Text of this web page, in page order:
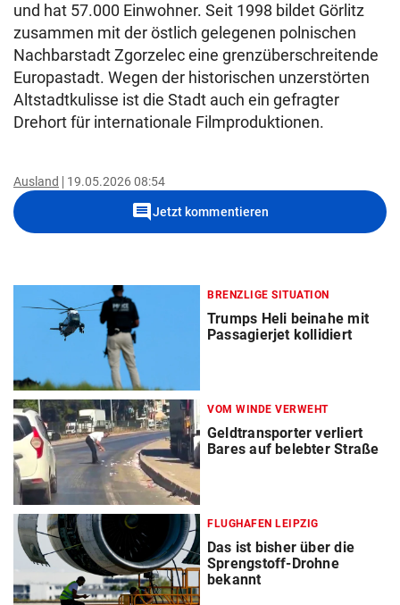
und hat 57.000 Einwohner. Seit 1998 bildet Görlitz
zusammen mit der östlich gelegenen polnischen
Nachbarstadt Zgorzelec eine grenzüberschreitende
Europastadt. Wegen der historischen unzerstörten
Altstadtkulisse ist die Stadt auch ein gefragter
Drehort für internationale Filmproduktionen.
Ausland 19.05.2026 08:54
commentJetzt kommentieren
BRENZLIGE SITUATION
Trumps Heli beinahe mit
Passagierjet kollidiert
VOM WINDE VERWEHT
Geldtransporter verliert
Bares auf belebter Straße
FLUGHAFEN LEIPZIG
Das ist bisher über die
Sprengstoff-Drohne
bekannt